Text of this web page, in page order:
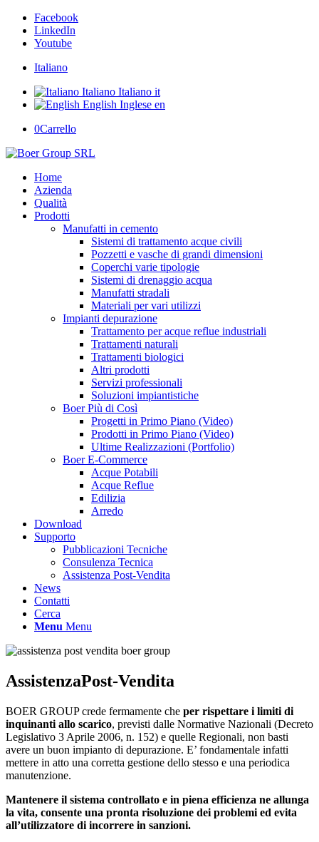
Facebook
LinkedIn
Youtube
Italiano
Italiano Italiano it
English Inglese en
0Carrello
Home
Azienda
Qualità
Prodotti
Manufatti in cemento
Sistemi di trattamento acque civili
Pozzetti e vasche di grandi dimensioni
Coperchi varie tipologie
Sistemi di drenaggio acqua
Manufatti stradali
Materiali per vari utilizzi
Impianti depurazione
Trattamento per acque reflue industriali
Trattamenti naturali
Trattamenti biologici
Altri prodotti
Servizi professionali
Soluzioni impiantistiche
Boer Più di Così
Progetti in Primo Piano (Video)
Prodotti in Primo Piano (Video)
Ultime Realizzazioni (Portfolio)
Boer E-Commerce
Acque Potabili
Acque Reflue
Edilizia
Arredo
Download
Supporto
Pubblicazioni Tecniche
Consulenza Tecnica
Assistenza Post-Vendita
News
Contatti
Cerca
Menu Menu
AssistenzaPost-Vendita
BOER GROUP crede fermamente che per rispettare i limiti di
inquinanti allo scarico, previsti dalle Normative Nazionali (Decreto
Legislativo 3 Aprile 2006, n. 152) e quelle Regionali, non basti
avere un buon impianto di depurazione. E’ fondamentale infatti
mettere in atto una corretta gestione dello stesso e una periodica
manutenzione.
Mantenere il sistema controllato e in piena efficienza ne allunga
la vita, consente una pronta risoluzione dei problemi ed evita
all’utilizzatore di incorrere in sanzioni.